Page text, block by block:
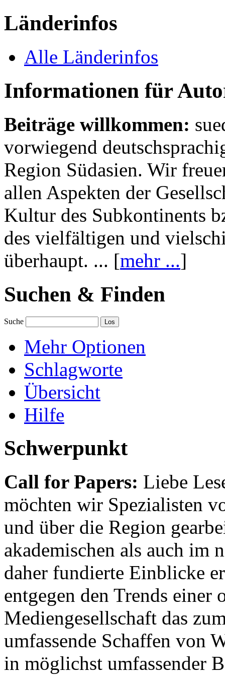
Länderinfos
Alle Länderinfos
Informationen für
Beiträge willkommen:
vorwiegend
Region Südasien. Wir
allen Aspekten der
Kultur des Subkontinents
des vielfältigen und
überhaupt. ... [mehr ...]
Suchen & Finden
Suche
Mehr Optionen
Schlagworte
Übersicht
Hilfe
Schwerpunkt
Call for Papers: Liebe
möchten wir Spezialisten
und über die Region
akademischen als auch im
daher fundierte Einblicke
entgegen den Trends einer
Mediengesellschaft das
umfassende Schaffen von
in möglichst umfassender